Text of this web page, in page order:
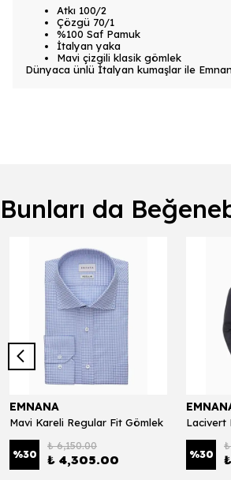
Atkı 100/2
Çözgü 70/1
%100 Saf Pamuk
İtalyan yaka
Mavi çizgili klasik gömlek
Dünyaca ünlü İtalyan kumaşlar ile Emnana
Bunları da
EMNANA
Mavi Kareli Regular Fit Gömlek
%30
₺ 6,150.00
₺ 4,305.00 %30